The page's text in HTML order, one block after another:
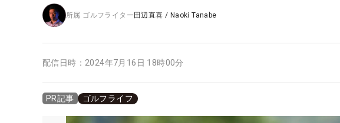
所属 ゴルフライター 田辺直喜 / Naoki Tanabe
配信日時： 2024年7月16日 18時00分
PR記事 ゴルフライフ